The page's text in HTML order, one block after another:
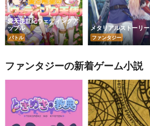
愛天使世紀ウェディングア
ップル
バトル
メタリアルストーリー
ファンタジー
ファンタジーの新着ゲーム小説